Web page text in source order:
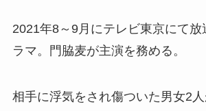
2021年8～9月にテレビ東京にて放
ラマ。門脇麦が主演を務める。
相手に浮気をされ傷ついた男女2